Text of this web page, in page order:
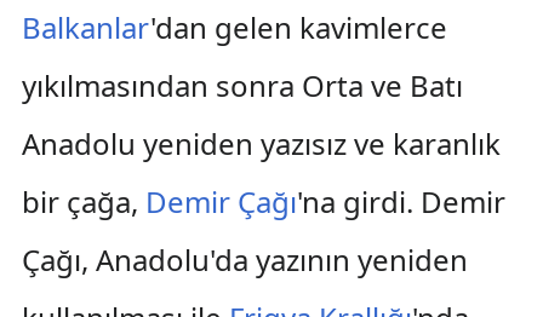
Balkanlar'dan gelen kavimlerce
yıkılmasından sonra Orta ve Batı
Anadolu yeniden yazısız ve karanlık
bir çağa, Demir Çağı'na girdi. Demir
Çağı, Anadolu'da yazının yeniden